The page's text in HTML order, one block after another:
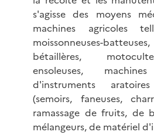
s'agisse des moyens
machines agricoles
moissonneuses-
bétaillères,
ensoleuses,
d'instruments
(semoirs, faneuses,
ramassage de fruits, de
mélangeurs, de matériel